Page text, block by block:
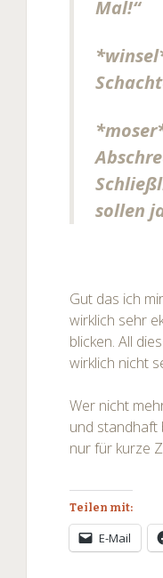
Mal!“
sollen
Gut das ich
wirklich sehr
blicken. All
wirklich nicht
Wer nicht
und standhaft
nur für kurze
Teilen mit:
E-Mail